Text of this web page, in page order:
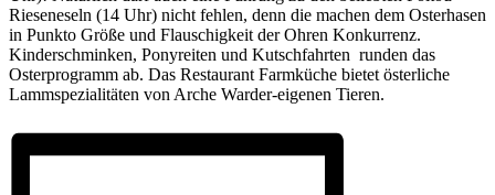
Rieseneseln (14 Uhr) nicht fehlen, denn die machen dem Osterhasen
in Punkto Größe und Flauschigkeit der Ohren Konkurrenz.
Kinderschminken, Ponyreiten und Kutschfahrten runden das
Osterprogramm ab. Das Restaurant Farmküche bietet österliche
Lammspezialitäten von Arche Warder-eigenen Tieren.